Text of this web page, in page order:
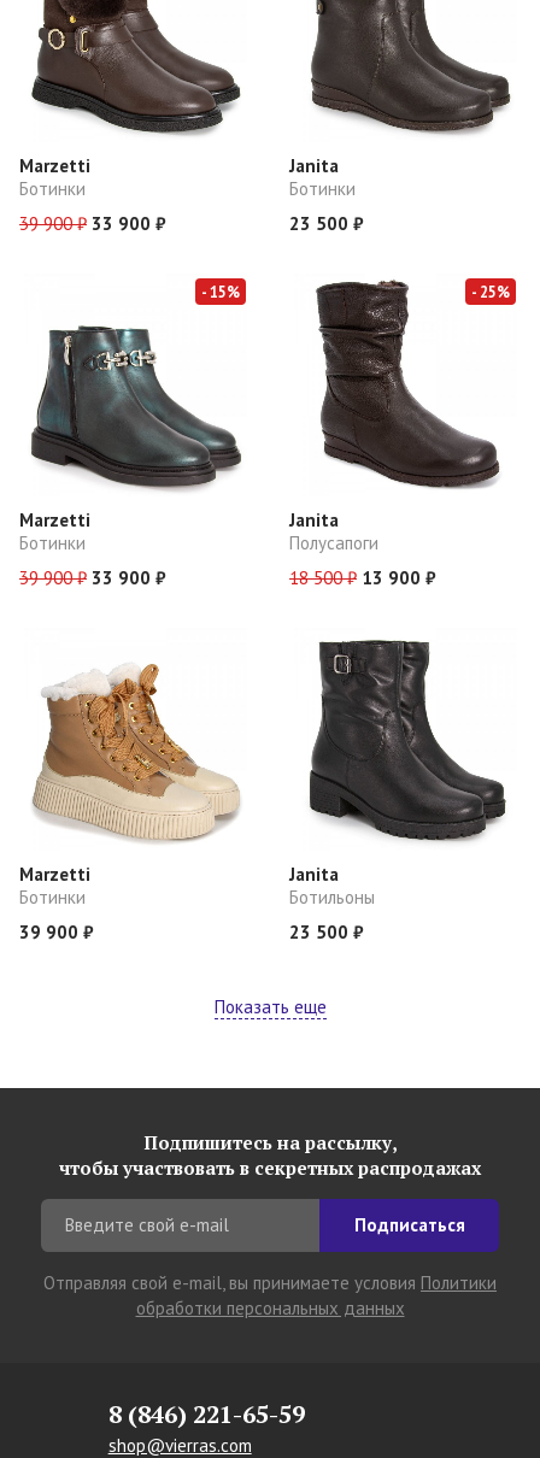
Marzetti
Ботинки
39 900 ₽ 33 900 ₽
Janita
Ботинки
23 500 ₽
- 15%
Marzetti
Ботинки
39 900 ₽ 33 900 ₽
- 25%
Janita
Полусапоги
18 500 ₽ 13 900 ₽
Marzetti
Ботинки
39 900 ₽
Janita
Ботильоны
23 500 ₽
Показать еще
Подпишитесь на рассылку,
чтобы участвовать в секретных распродажах
Подписаться
Отправляя свой e-mail, вы принимаете условия Политики
обработки персональных данных
8 (846) 221-65-59
shop@vierras.com